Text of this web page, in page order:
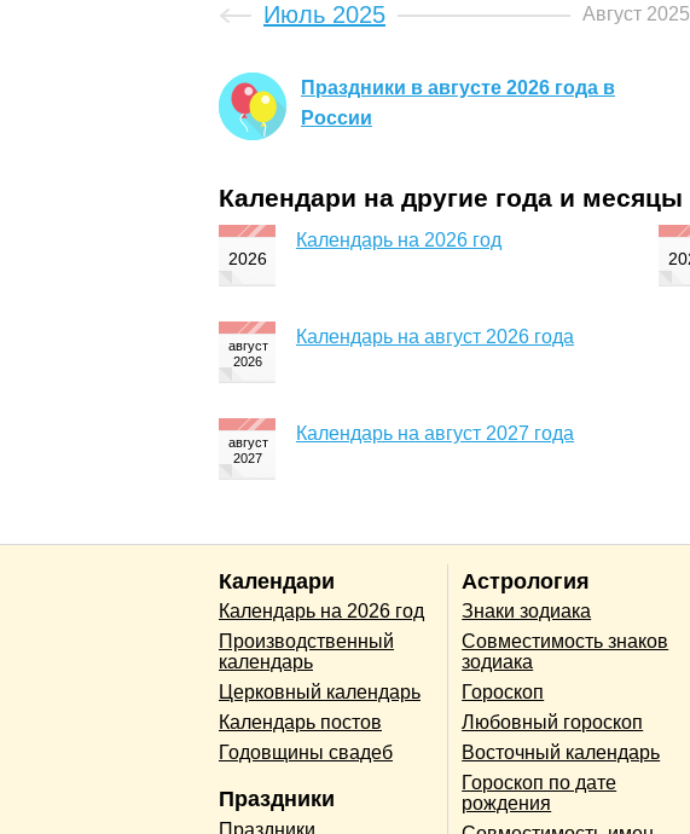
Июль 2025 Август 2025
Праздники в августе 2026 года в
России
Календари на другие года и месяцы
Календарь на 2026 год
Календарь на август 2026 года
Календарь на август 2027 года
Календари
Календарь на 2026 год
Производственный
календарь
Церковный календарь
Календарь постов
Годовщины свадеб
Праздники
Праздники
Астрология
Знаки зодиака
Совместимость знаков
зодиака
Гороскоп
Любовный гороскоп
Восточный календарь
Гороскоп по дате
рождения